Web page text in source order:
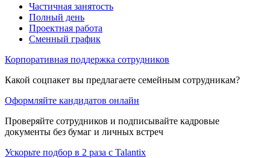
Частичная занятость
Полный день
Проектная работа
Сменный график
Корпоративная поддержка сотрудников
Какой соцпакет вы предлагаете семейным сотрудникам?
Оформляйте кандидатов онлайн
Проверяйте сотрудников и подписывайте кадровые
документы без бумаг и личных встреч
Ускорьте подбор в 2 раза с Talantix